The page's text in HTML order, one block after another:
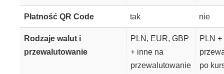
Płatność QR Code tak nie
Rodzaje walut i
przewalutowanie
PLN, EUR, GBP
+ inne na
przewalutowanie
PLN +
po